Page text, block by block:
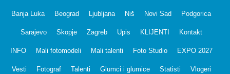
Banja Luka Beograd Ljubljana Niš Novi Sad Podgorica
Sarajevo Skopje Zagreb Upis KLIJENTI Kontakt
INFO Mali fotomodeli Mali talenti Foto Studio EXPO 2027
Vesti Fotograf Talenti Glumci i glumice Statisti Vlogeri